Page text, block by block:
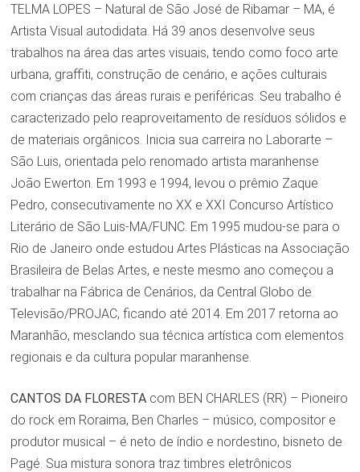
TELMA LOPES – Natural de São José de Ribamar – MA, é
Artista Visual autodidata. Há 39 anos desenvolve seus
trabalhos na área das artes visuais, tendo como foco arte
urbana, graffiti, construção de cenário, e ações culturais
com crianças das áreas rurais e periféricas. Seu trabalho é
caracterizado pelo reaproveitamento de resíduos sólidos e
de materiais orgânicos. Inicia sua carreira no Laborarte –
São Luis, orientada pelo renomado artista maranhense
João Ewerton. Em 1993 e 1994, levou o prêmio Zaque
Pedro, consecutivamente no XX e XXI Concurso Artístico
Literário de São Luis-MA/FUNC. Em 1995 mudou-se para o
Rio de Janeiro onde estudou Artes Plásticas na Associação
Brasileira de Belas Artes, e neste mesmo ano começou a
trabalhar na Fábrica de Cenários, da Central Globo de
Televisão/PROJAC, ficando até 2014. Em 2017 retorna ao
Maranhão, mesclando sua técnica artística com elementos
regionais e da cultura popular maranhense.
CANTOS DA FLORESTAcom BEN CHARLES (RR) – Pioneiro
do rock em Roraima, Ben Charles – músico, compositor e
produtor musical – é neto de índio e nordestino, bisneto de
Pagé. Sua mistura sonora traz timbres eletrônicos